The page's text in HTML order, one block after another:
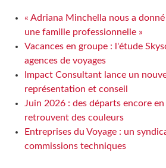
« Adriana Minchella nous a
une famille professionnelle »
Vacances en groupe : l'étude
agences de voyages
Impact Consultant lance un
représentation et conseil
Juin 2026 : des départs encore
retrouvent des couleurs
Entreprises du Voyage : un
commissions techniques